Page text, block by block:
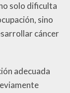
solo dificulta
sino
cáncer
adecuada